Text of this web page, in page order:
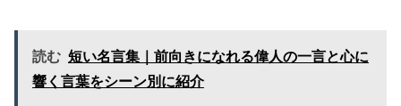
読む 短い名言集｜前向きになれる偉人の一言と心に
響く言葉をシーン別に紹介